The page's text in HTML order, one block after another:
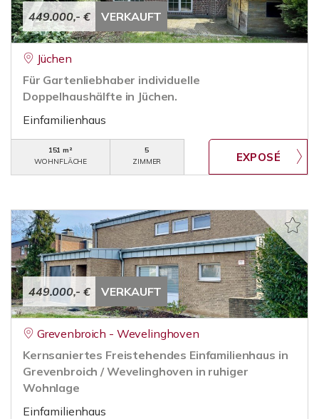
449.000,- € VERKAUFT
Jüchen
Für Gartenliebhaber individuelle
Doppelhaushälfte in Jüchen.
Einfamilienhaus
151 m²
WOHNFLÄCHE
5
ZIMMER
449.000,- € VERKAUFT
Grevenbroich - Wevelinghoven
Kernsaniertes Freistehendes Einfamilienhaus in
Grevenbroich / Wevelinghoven in ruhiger
Wohnlage
Einfamilienhaus